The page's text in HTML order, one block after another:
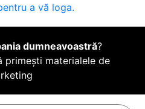
a vă loga.
dumneavoastră?
primești materialele de